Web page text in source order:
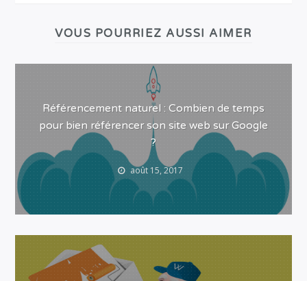
VOUS POURRIEZ AUSSI AIMER
Référencement naturel : Combien de temps
pour bien référencer son site web sur Google
?
août 15, 2017